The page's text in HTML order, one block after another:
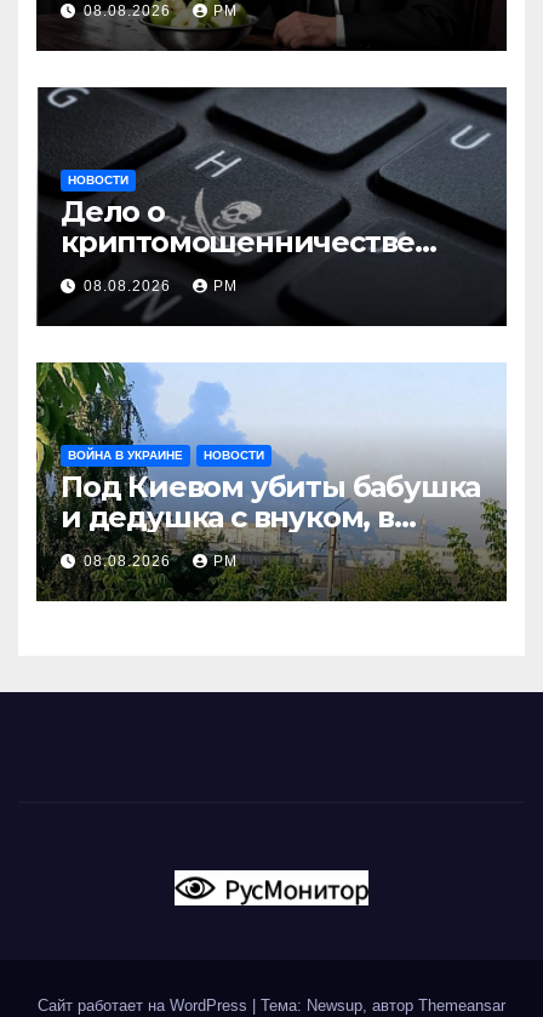
08.08.2026 РМ
НОВОСТИ
Дело о
криптомошенничестве
оборачивают в содействие
терроризму
08.08.2026 РМ
ВОЙНА В УКРАИНЕ НОВОСТИ
Под Киевом убиты бабушка
и дедушка с внуком, в
Поволжье и на Кубани
вновь горят НПЗ
08.08.2026 РМ
Сайт работает на WordPress Тема: Newsup, автор Themeansar